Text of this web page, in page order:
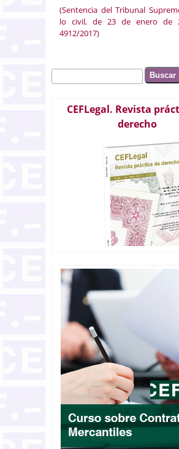
(Sentencia del Tribunal
lo civil, de 23 de enero de
4912/2017)
Formulario de
Buscar
CEFLegal. Revista
derecho